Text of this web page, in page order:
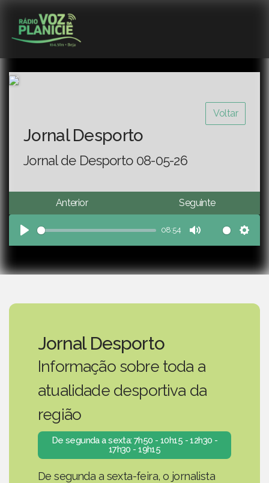
Voltar
Jornal Desporto
Jornal de Desporto 08-05-26
Anterior Seguinte
Play
08:54
Mute
Jornal Desporto
Informação sobre toda a
atualidade desportiva da
região
De segunda a sexta: 7h50 - 10h15 - 12h30 -
17h30 - 19h15
De segunda a sexta-feira, o jornalista